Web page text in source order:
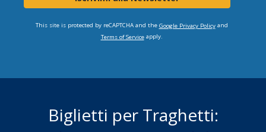
This site is protected by reCAPTCHA and the Google Privacy Policyand
Terms of Serviceapply.
Biglietti per Traghetti: